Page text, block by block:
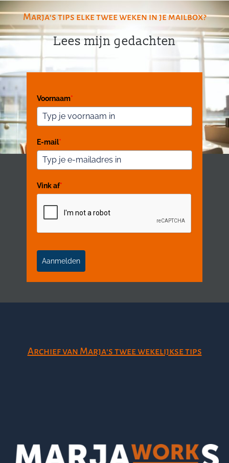
Marja's tips elke twee weken in je mailbox?
Lees mijn gedachten
Voornaam*
E-mail*
Vink af*
Aanmelden
Archief van Marja's twee wekelijkse tips